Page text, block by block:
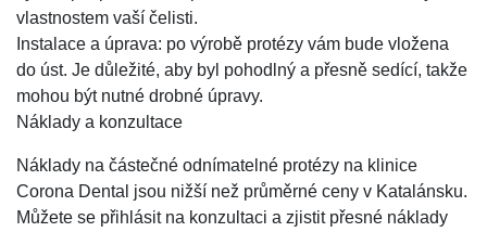
vlastnostem vaší čelisti.
Instalace a úprava: po výrobě protézy vám bude vložena
do úst. Je důležité, aby byl pohodlný a přesně sedící, takže
mohou být nutné drobné úpravy.
Náklady a konzultace
Náklady na částečné odnímatelné protézy na klinice
Corona Dental jsou nižší než průměrné ceny v Katalánsku.
Můžete se přihlásit na konzultaci a zjistit přesné náklady